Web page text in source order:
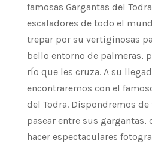
famosas Gargantas del
escaladores de todo el
trepar por su vertiginosas
bello entorno de palmeras,
río que les cruza. A su
encontraremos con el
del Todra. Dispondremos
pasear entre sus gargantas,
hacer espectaculares